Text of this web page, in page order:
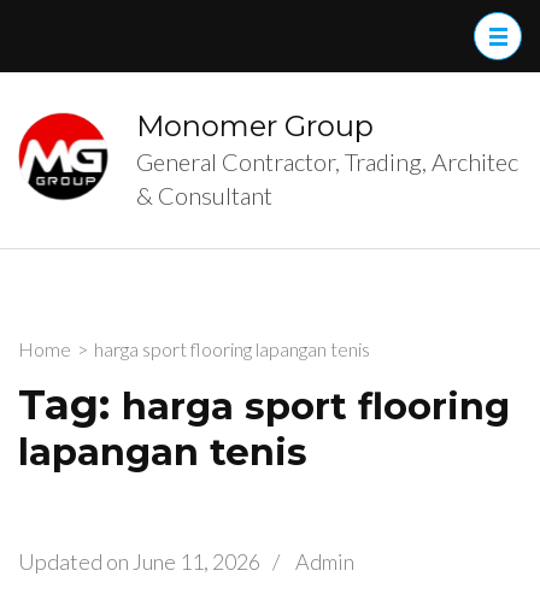
(Press
Enter)
Monomer Group
General Contractor, Trading, Architec
& Consultant
Home > harga sport flooring lapangan tenis
Tag: harga sport flooring
lapangan tenis
Updated on June 11, 2026 / Admin